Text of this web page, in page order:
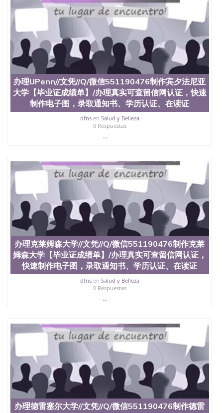
合性大学，每年有来自世界各地的成百上千的海外学
生前往求学。 至今，这是一所在世界上享有学术地
位、声誉、实习机会和影响力的高等教育机构，并获
誉为美国本科教育质量的核心代表。其计算机系与会
计系更是在当今美国大学教学排名中表现优异。其毕
业生大多可以在其所处地域的世界硅谷中心得到工作
机会。许多硅谷公司甚至在学生大三和大四的学期提
供许多相应科系的实习机会。无论是加州大学系统
(UC)，还是加州州立大学系统(CSU), 圣何塞州立大学
都占据着加州所有大学中的地理位置。 圣何塞州立大
学座落于硅谷(Silicon Valley), 于附近的旧金山-圣何塞
地区为全美的重要科技中心。约有学生三万人，超过
134种学士学科和65个硕士学科，并有来自世界60余
国的学生来此就读。其有名的科系如计算机科学，电
子工程学，工商管理学，艺术设计，和航空学等，深
二、办理流程： 1、收集客户办理信息； 2、客户付
定金下单； 3、公司确认到账转制作点做电子图；
4、电子图做好发给客户确认； 5、电子图确认好转成
品部做成品； 6、成品做好拍照或者视频确认再付余
款； 7、快递给客户（国内顺丰，国外DHL）。 三、
真实网上可查的证明材料 1、教育部学历学位认证，
留服真实存档可查，存档。 2、留学回国人员证明
（使馆认证），使馆网站真实存档可查。 3、留信网
真实可查认证办理，存档可查，终身受用。 四、办理
流程农业科学院、艺术与建筑学院、商学院、交流学
院、地球及物质科学院、教育学院、工程学院、健康
与人类发展学院、信息工程与科学学院、人文学院、
护理学院、科学学院等。学校的教育学院排名在全美
前十名，工学院排名在前十五名，且继续攀升中。纽
约大学为学生们提供本科、硕士及博士学位。学校的
学、美术、电子工程、天文学、农业、环境污染控
制、历史、电气工程、生物工程、建筑设计、工商管
理、材料科学、机械工程、航天工程、土木工程、数
学、化学、英语、社会科学、心理学、戏剧、市场营
销、机械工程、计算机科学、物理学、人工智能、商
科、金融专业 1、客户提供相关材料，确定客户办理
信息，给出操作方案； 2、补充毕业证成绩单等相关
材料； 3、留服注册申请账号，付定金； 4、预约递
交时间，公司人员陪同客户本人一起去留服递交材
办理UPenn//文凭//Q/微信551190476制作宾夕法尼亚
大学【毕业证成绩单】/办理真实可查留信网认证，快速
制作电子图，录取通知书、学历认证、在读证
dfnsen Salud y Belleza
0 Respuestas
...
办理克莱姆森大学//文凭//Q/微信551190476制作克莱
姆森大学【毕业证成绩单】/办理真实可查留信网认证，
快速制作电子图，录取通知书、学历认证、在读证
dfnsen Salud y Belleza
0 Respuestas
...
办理德雷塞尔大学//文凭//Q/微信551190476制作德雷